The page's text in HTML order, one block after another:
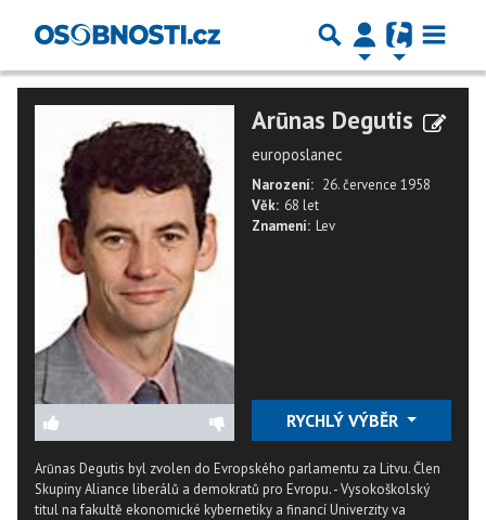
Arūnas Degutis
europoslanec
Narození: 26. července 1958
Věk: 68 let
Znamení: Lev
RYCHLÝ VÝBĚR
Arūnas Degutis byl zvolen do Evropského parlamentu za Litvu. Člen
Skupiny Aliance liberálů a demokratů pro Evropu. - Vysokoškolský
titul na fakultě ekonomické kybernetiky a financí Univerzity va